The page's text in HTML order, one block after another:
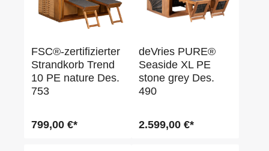
FSC®-zertifizierter
Strandkorb Trend
10 PE nature Des.
753
799,00 €*
deVries PURE®
Seaside XL PE
stone grey Des.
490
2.599,00 €*